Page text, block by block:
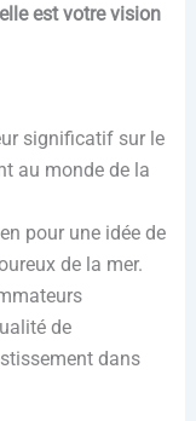
est votre vision
significatif sur le
au monde de la
pour une idée de
de la mer.
de
dans